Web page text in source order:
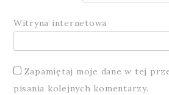
Witryna internetowa
Zapamiętaj moje dane w tej
pisania kolejnych komentarzy.